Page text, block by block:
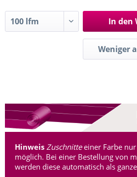
In den
Hinweis Zuschnitteeiner Farbe
möglich. Bei einer Bestellung von
werden diese automatisch als